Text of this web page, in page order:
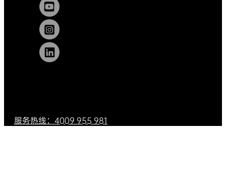
服务热线：4009 955 981